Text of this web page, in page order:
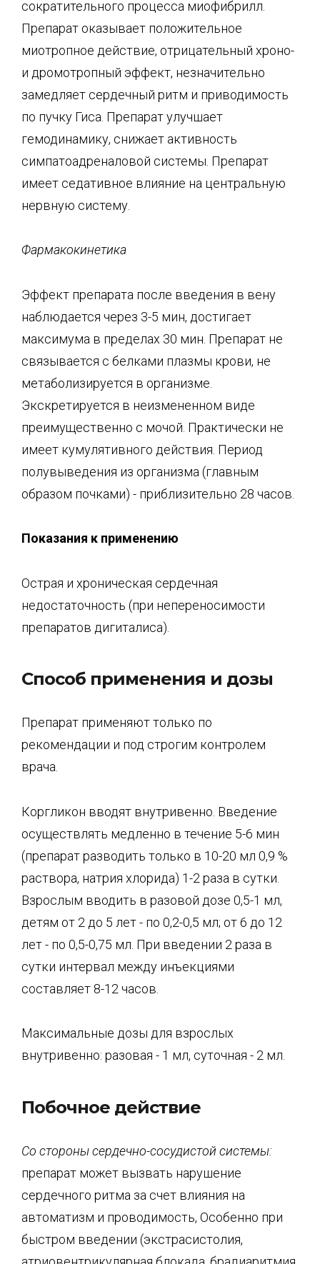
сократительного процесса миофибрилл.
Препарат оказывает положительное
миотропное действие, отрицательный хроно-
и дромотропный эффект, незначительно
замедляет сердечный ритм и приводимость
по пучку Гиса. Препарат улучшает
гемодинамику, снижает активность
симпатоадреналовой системы. Препарат
имеет седативное влияние на центральную
нервную систему.
Фармакокинетика
Эффект препарата после введения в вену
наблюдается через 3-5 мин, достигает
максимума в пределах 30 мин. Препарат не
связывается с белками плазмы крови, не
метаболизируется в организме.
Экскретируется в неизмененном виде
преимущественно с мочой. Практически не
имеет кумулятивного действия. Период
полувыведения из организма (главным
образом почками) - приблизительно 28 часов.
Показания к применению
Острая и хроническая сердечная
недостаточность (при непереносимости
препаратов дигиталиса).
Способ применения и дозы
Препарат применяют только по
рекомендации и под строгим контролем
врача.
Коргликон вводят внутривенно. Введение
осуществлять медленно в течение 5-6 мин
(препарат разводить только в 10-20 мл 0,9 %
раствора, натрия хлорида) 1-2 раза в сутки.
Взрослым вводить в разовой дозе 0,5-1 мл,
детям от 2 до 5 лет - по 0,2-0,5 мл; от 6 до 12
лет - по 0,5-0,75 мл. При введении 2 раза в
сутки интервал между инъекциями
составляет 8-12 часов.
Максимальные дозы для взрослых
внутривенно: разовая - 1 мл, суточная - 2 мл.
Побочное действие
Со сторонысердечно-сосудистой системы:
препарат может вызвать нарушение
сердечного ритма за счет влияния на
автоматизм и проводимость, Особенно при
быстром введении (экстрасистолия,